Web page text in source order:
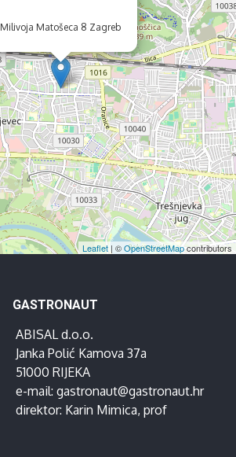
Milivoja Matošeca 8 Zagreb
Leaflet | ©OpenStreetMapcontributors
GASTRONAUT
ABISAL d.o.o.
Janka Polić Kamova 37a
51000 RIJEKA
e-mail: gastronaut@gastronaut.hr
direktor: Karin Mimica, prof